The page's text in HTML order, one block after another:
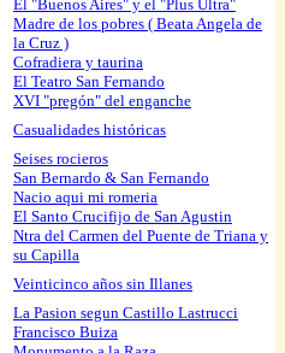
El "Buenos Aires" y el "Plus Ultra"
Madre de los pobres ( Beata Angela de
la Cruz )
Cofradiera y taurina
El Teatro San Fernando
XVI "pregón" del enganche
Casualidades históricas
Seises rocieros
San Bernardo & San Fernando
Nacio aqui mi romeria
El Santo Crucifijo de San Agustin
Ntra del Carmen del Puente de Triana y
su Capilla
Veinticinco años sin Illanes
La Pasion segun Castillo Lastrucci
Francisco Buiza